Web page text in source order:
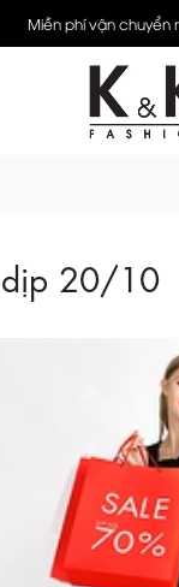
Miễn phí vận chuyển
dịp 20/10